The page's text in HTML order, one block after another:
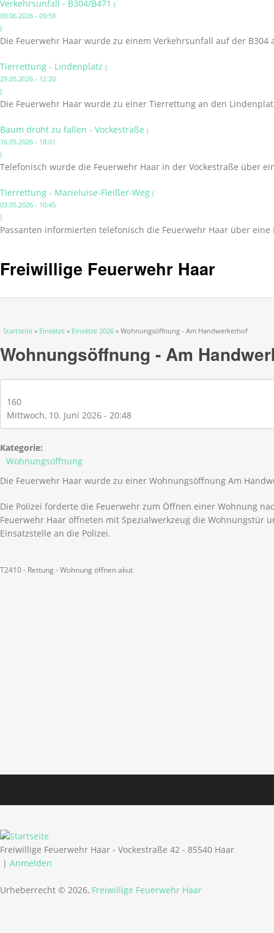
Verkehrsunfall - B304/B471 (
09.06.2026 - 09:59
)
Die Feuerwehr Haar wurde zu einem Verkehrsunfall auf der B304
Tierrettung - Lindenplatz (
29.05.2026 - 12:20
)
Die Feuerwehr Haar wurde zu einer Tierrettung an den
Baum droht zu fallen - Vockestraße (
16.05.2026 - 18:01
)
Telefonisch wurde die Feuerwehr Haar in der Vockestraße über
Tierrettung - Marieluise-Fleißer-Weg (
03.05.2026 - 10:45
)
Passanten informierten telefonisch die Feuerwehr Haar über
Freiwillige Feuerwehr Haar
Sie sind hier
Startseite » Einsätze » Einsätze 2026 » Wohnungsöffnung - Am Handwerkerhof
Wohnungsöffnung - Am
160
Mittwoch, 10. Juni 2026 - 20:48
Kategorie:
Wohnungsöffnung
Die Feuerwehr Haar wurde zu einer Wohnungsöffnung Am
Die Polizei forderte die Feuerwehr zum Öffnen einer Wohnung
Feuerwehr Haar öffneten mit Spezialwerkzeug die Wohnungstür
Einsatzstelle an die Polizei.
T2410 - Rettung - Wohnung öffnen akut
Freiwillige Feuerwehr Haar - Vockestraße 42 - 85540 Haar
| Anmelden
Urheberrecht © 2026, Freiwillige Feuerwehr Haar